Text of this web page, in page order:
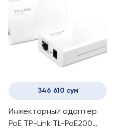
346 610 сум
Инжекторный адаптер
PoE TP-Link TL-PoE200